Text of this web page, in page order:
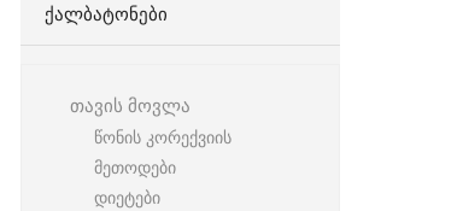
ᲥᲐᲚᲑᲐᲢᲝᲜᲔᲑᲘ
თავის მოვლა
წონის კორექვიის
მეთოდები
დიეტები